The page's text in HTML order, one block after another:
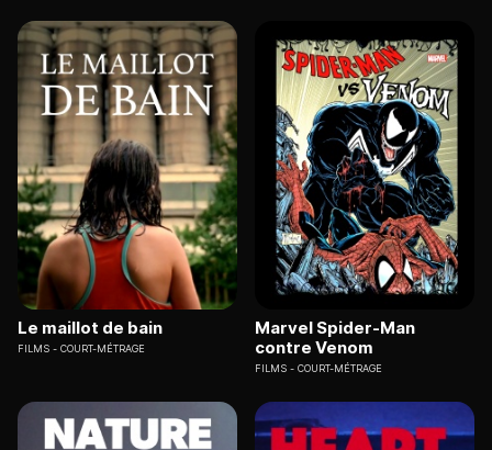
Le maillot de bain
FILMS COURT-MÉTRAGE
Marvel Spider-Man
contre Venom
FILMS COURT-MÉTRAGE